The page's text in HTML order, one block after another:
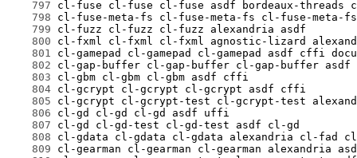
    797
    798
    799
    800
    801
    802
    803
    804
    805
    806
    807
    808
    809